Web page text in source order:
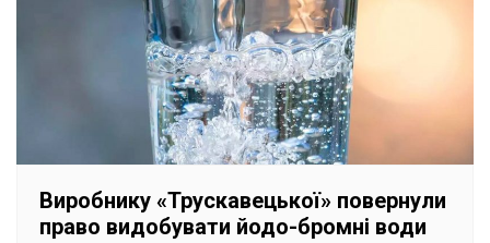
Виробнику «Трускавецької» повернули
право видобувати йодо-бромні води